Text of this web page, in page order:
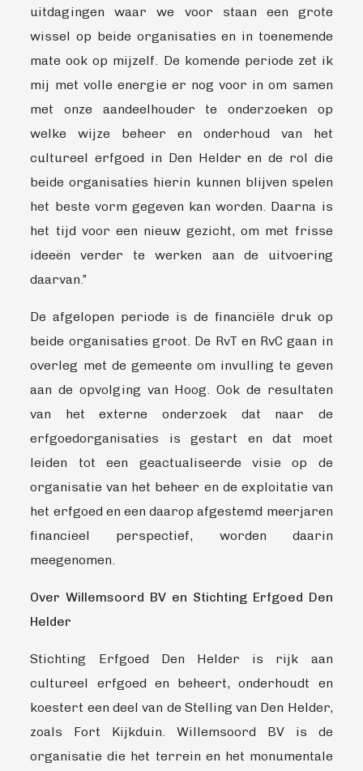
uitdagingen waar we voor staan een grote
wissel op beide organisaties en in toenemende
mate ook op mijzelf. De komende periode zet ik
mij met volle energie er nog voor in om samen
met onze aandeelhouder te onderzoeken op
welke wijze beheer en onderhoud van het
cultureel erfgoed in Den Helder en de rol die
beide organisaties hierin kunnen blijven spelen
het beste vorm gegeven kan worden. Daarna is
het tijd voor een nieuw gezicht, om met frisse
ideeën verder te werken aan de uitvoering
daarvan.”
De afgelopen periode is de financiële druk op
beide organisaties groot. De RvT en RvC gaan in
overleg met de gemeente om invulling te geven
aan de opvolging van Hoog. Ook de resultaten
van het externe onderzoek dat naar de
erfgoedorganisaties is gestart en dat moet
leiden tot een geactualiseerde visie op de
organisatie van het beheer en de exploitatie van
het erfgoed en een daarop afgestemd meerjaren
financieel perspectief, worden daarin
meegenomen.
Over Willemsoord BV en Stichting Erfgoed Den
Helder
Stichting Erfgoed Den Helder is rijk aan
cultureel erfgoed en beheert, onderhoudt en
koestert een deel van de Stelling van Den Helder,
zoals Fort Kijkduin. Willemsoord BV is de
organisatie die het terrein en het monumentale